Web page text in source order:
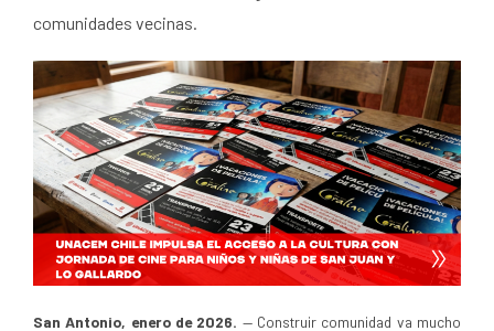
comunidades vecinas.
San Antonio, enero de 2026. — Construir comunidad va mucho